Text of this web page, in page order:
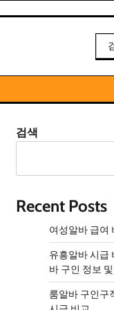
색:
검색
Recent Posts
여성알바 급여
유흥알바 시급
바 구인 정보
룸알바 구인구